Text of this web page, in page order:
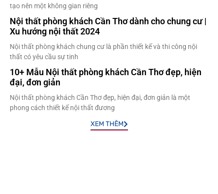
tạo nên một không gian riêng
Nội thất phòng khách Cần Thơ dành cho chung cư |
Xu hướng nội thất 2024
Nội thất phòng khách chung cư là phần thiết kế và thi công nội
thất có yêu cầu sự tinh
10+ Mẫu Nội thất phòng khách Cần Thơ đẹp, hiện
đại, đơn giản
Nội thất phòng khách Cần Thơ đẹp, hiện đại, đơn giản là một
phong cách thiết kế nội thất đương
XEM THÊM